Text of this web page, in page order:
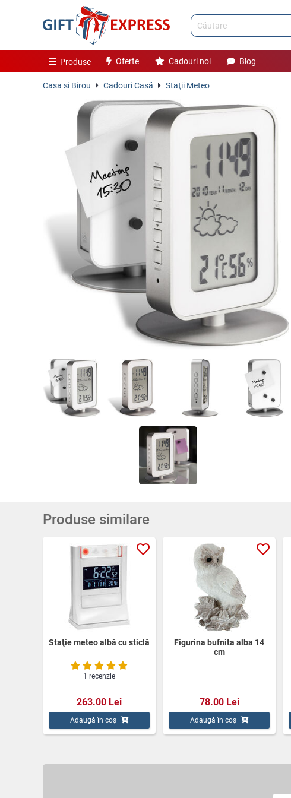
Produse Oferte Cadouri noi Blog
Casa si Birou Cadouri Casă Staţii Meteo
Produse similare
Staţie meteo albă cu sticlă
1 recenzie
263.00 Lei
Adaugă în coș
Figurina bufnita alba 14
cm
78.00 Lei
Adaugă în coș